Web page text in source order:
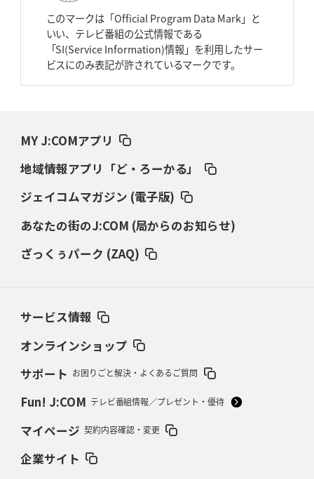
2026年3月26日(木)更新
AZ-COM丸和、リーグワンへ参入決定 「フィールド丸ごと計測機器」の
ダイナボアーズ、“逆輸入SO”三宅駿
「ニュージーランドのフレア（閃
2026年3月5日(木)更新
2026年2月19日(木)更新
37年女子W杯招致への課題と期待
2026年2月12日(木)更新
2026年2月5日(木)更新
占い方
このマークは「Official Program Data Mark」と
いい、テレビ番組の公式情報である
「SI(Service Information)情報」を利用したサー
ビスにのみ表記が許されているマークです。
MY J:COMアプリ
地域情報アプリ「ど・ろーかる」
ジェイコムマガジン (電子版)
あなたの街のJ:COM (局からのお知らせ)
ざっくぅパーク (ZAQ)
サービス情報
オンラインショップ
サポート お困りごと解決・よくあるご質問
Fun! J:COM テレビ番組情報／プレゼント・優待
マイページ 契約内容確認・変更
企業サイト